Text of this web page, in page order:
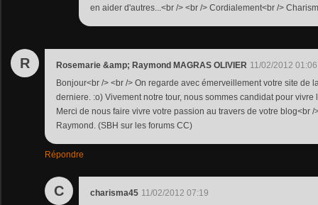
en aider d'autres...<br /> <br /> Cordialement<br />
R Rosemarie &amp; Raymond MAGRAS OLIVIER 11/02/2012 01:06
Bonjour<br /> <br /> On regarde avec émerveillement votre site de
derniere. :o) Vivement notre tour, nous sommes candidat pour vivre
Merci de nous faire vivre votre passion au travers de votre blog<br /
Raymond. (SBH sur les forums CC)
Répondre
C charisma45 11/02/2012 07:19